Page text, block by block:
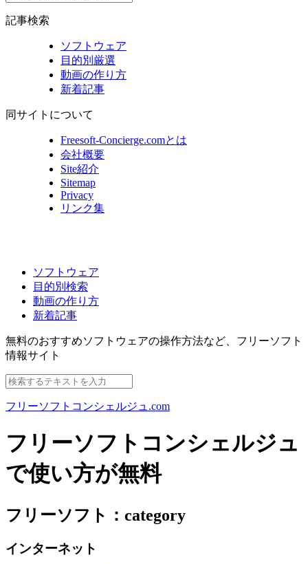
記事検索
ソフトウェア
目的別厳選
動画の作り方
新着記事
同サイトについて
Freesoft-Concierge.comとは
会社概要
Site紹介
Sitemap
Privacy
リンク集
ソフトウェア
目的別検索
動画の作り方
新着記事
無料のおすすめソフトウェアの操作方法など、 フリーソフト
情報サイト
フリーソフトコンシェルジュ.com
フリーソフトコンシェルジュ
で使い方が無料
フリーソフト：category
インターネット